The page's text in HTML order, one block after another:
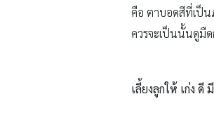
คือ ตาบอดสีที่เป็น
ควรจะเป็นนั้นดูมื
เลี้ยงลูกให้ เก่ง ดี